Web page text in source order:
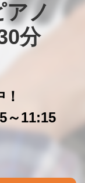
ノ
分
～11:15